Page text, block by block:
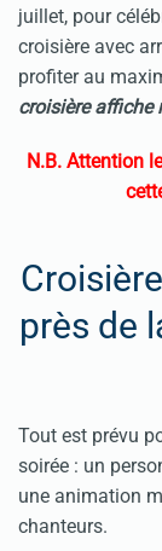
juillet, pour
croisière avec
profiter au
croisière affiche
N.B. Attention
près de
Tout est prévu
soirée : un
une animation
chanteurs.